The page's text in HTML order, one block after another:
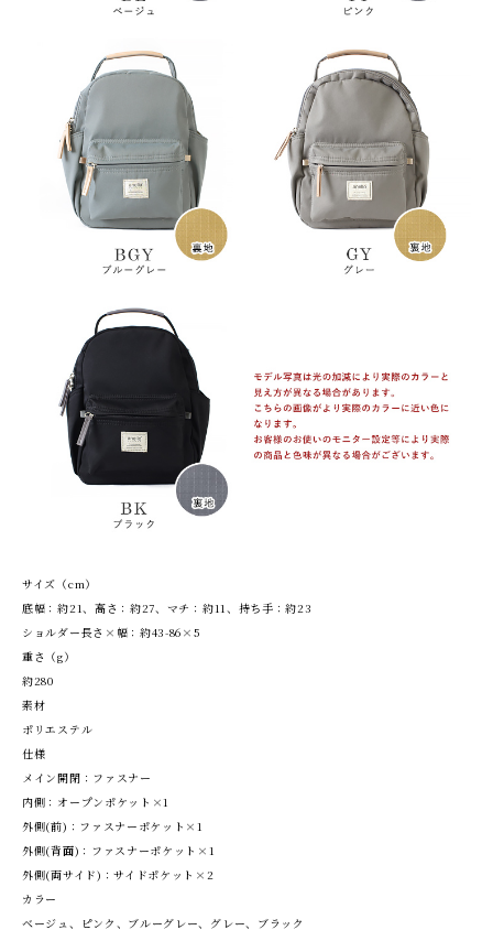
サイズ（cm）
底幅：約21、高さ：約27、マチ：約11、持ち手：約23
ショルダー長さ×幅：約43-86×5
重さ（g）
約280
素材
ポリエステル
仕様
メイン開閉：ファスナー
内側：オープンポケット×1
外側(前)：ファスナーポケット×1
外側(背面)：ファスナーポケット×1
外側(両サイド)：サイドポケット×2
カラー
ベージュ、ピンク、ブルーグレー、グレー、ブラック